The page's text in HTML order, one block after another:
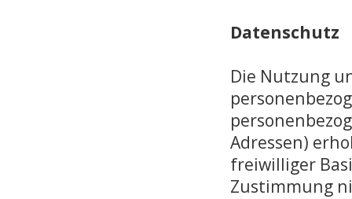
Datenschutz
Die Nutzung
Adressen)
freiwilliger
Zustimmung